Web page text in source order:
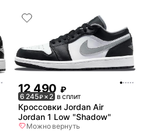
12 490 ₽
6 245₽× 2 в сплит
Кроссовки Jordan Air
Jordan 1 Low "Shadow"
Можно вернуть